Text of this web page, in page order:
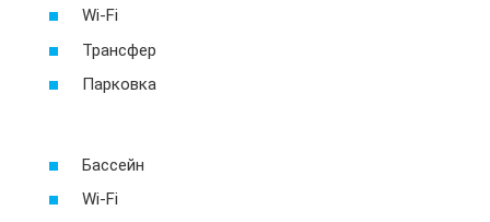
Wi-Fi
Трансфер
Парковка
Бассейн
Wi-Fi